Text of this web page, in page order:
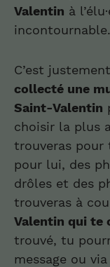
Valentin à
incontournable.
C’est
collecté une
Saint-Valentin
choisir la plus
trouveras pour
pour lui, des
drôles et des
trouveras à
Valentin qui te
trouvé, tu
message ou